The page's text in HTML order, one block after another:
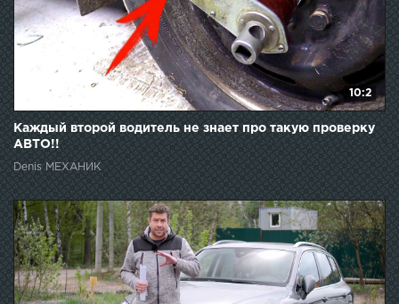
10:2
Каждый второй водитель не знает про такую проверку
АВТО!!
Denis МЕХАНИК